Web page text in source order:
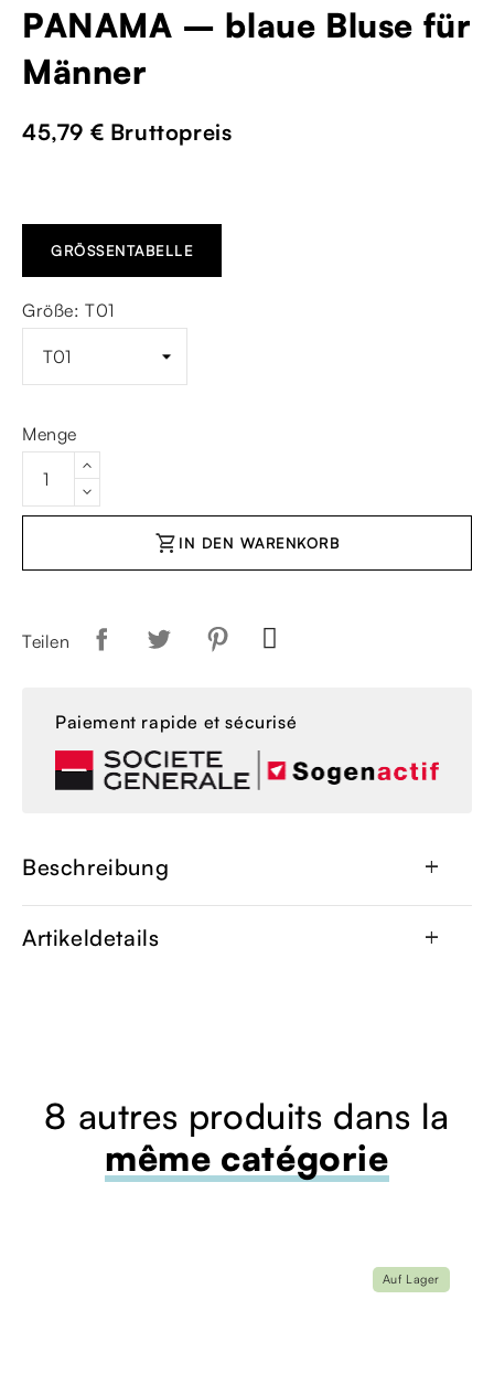
PANAMA – blaue Bluse für
Männer
45,79 € Bruttopreis
GRÖSSENTABELLE
Größe: T01
Menge
shopping_cart IN DEN WARENKORB
Teilen
Paiement rapide et sécurisé
Beschreibung add
Artikeldetails add
8 autres produits dans la
même catégorie
Auf Lager